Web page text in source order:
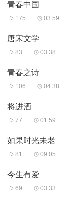
青春中国
175 03:59
唐宋文学
83 03:38
青春之诗
106 04:38
将进酒
77 01:59
如果时光未老
81 09:05
今生有爱
69 03:33